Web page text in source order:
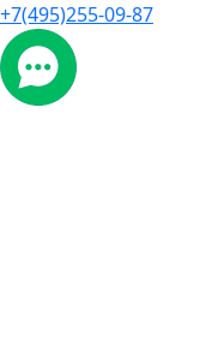
+7(495)255-09-87